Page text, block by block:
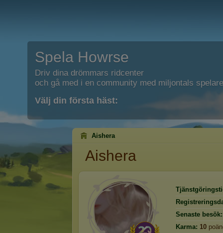
Spela Howrse
Driv dina drömmars ridcenter
och gå med i en community med miljontals
Välj din första häst:
Aishera
Aishera
Senaste besök:
Karma: 10